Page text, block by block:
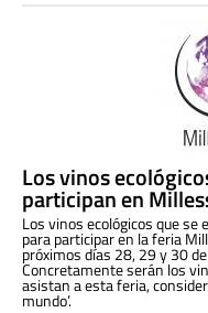
Los vinos
participan en
Los vinos ecológicos que se
para participar en la feria
próximos días 28, 29 y 30
Concretamente serán los
asistan a esta feria,
mundo’.